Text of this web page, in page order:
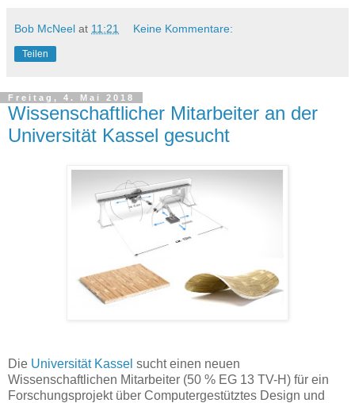
Bob McNeel at 11:21 Keine Kommentare:
Teilen
Freitag, 4. Mai 2018
Wissenschaftlicher Mitarbeiter an der
Universität Kassel gesucht
Die Universität Kassel sucht einen neuen
Wissenschaftlichen Mitarbeiter (50 % EG 13 TV-H) für ein
Forschungsprojekt über Computergestütztes Design und